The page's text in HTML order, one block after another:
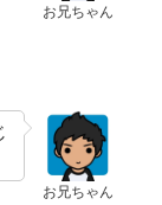
お兄ちゃん
お兄ちゃん